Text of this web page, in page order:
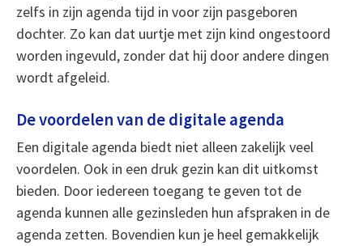
zelfs in zijn agenda tijd in voor zijn pasgeboren
dochter. Zo kan dat uurtje met zijn kind ongestoord
worden ingevuld, zonder dat hij door andere dingen
wordt afgeleid.
De voordelen van de digitale agenda
Een digitale agenda biedt niet alleen zakelijk veel
voordelen. Ook in een druk gezin kan dit uitkomst
bieden. Door iedereen toegang te geven tot de
agenda kunnen alle gezinsleden hun afspraken in de
agenda zetten. Bovendien kun je heel gemakkelijk